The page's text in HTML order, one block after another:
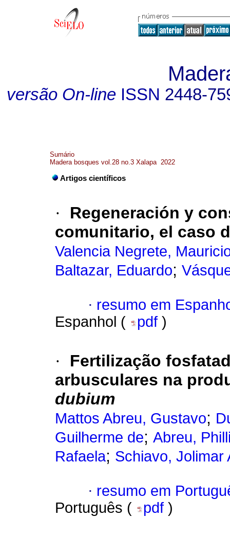
versão On-line ISSN 2448-
Sumário
Madera bosques vol.28 no.3 Xalapa 2022
Artigos científicos
·
Regeneración y
comunitario, el caso
Valencia Negrete,
Baltazar, Eduardo;
· resumo em
Espanhol (
pdf )
·
Fertilização
arbusculares na
dubium
Mattos Abreu, Gustavo;
Guilherme de; Abreu,
Rafaela; Schiavo, Jolimar
· resumo em
Português (
pdf )